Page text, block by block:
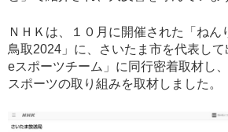
ＮＨＫは、１０月に開催された「ねん
鳥取2024」に、さいたま市を代表し
eスポーツチーム」に同行密着取材し
スポーツの取り組みを取材しました。